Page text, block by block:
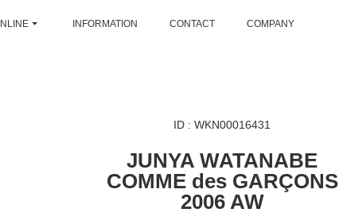
INFORMATION CONTACT COMPANY
ID : WKN00016431
JUNYA WATANABE
COMME des GARÇONS
2006 AW